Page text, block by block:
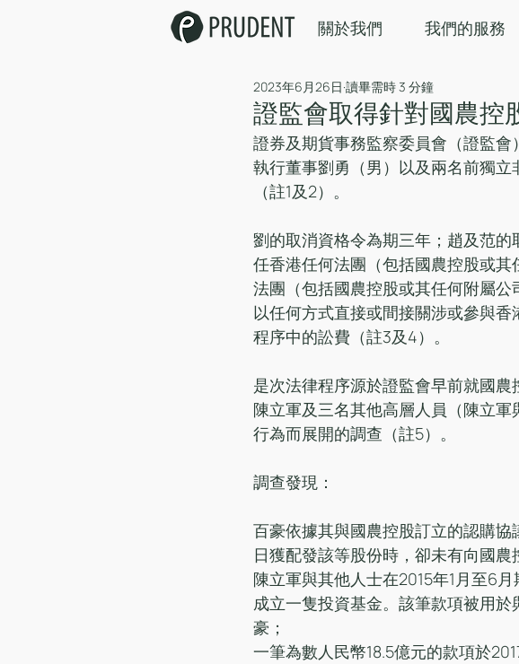
關於我們 我們的服務
證監會取得針對國農控
2023年6月26日 讀畢需時 3 分鐘
證券及期貨事務監察委員會（證監
執行董事劉勇（男）以及兩名前獨
（註1及2）。
劉的取消資格令為期三年；趙及范
任香港任何法團（包括國農控股或
法團（包括國農控股或其任何附屬
以任何方式直接或間接關涉或參與
程序中的訟費（註3及4）。
是次法律程序源於證監會早前就國
陳立軍及三名其他高層人員（陳立
行為而展開的調查（註5）。
調查發現：
百豪依據其與國農控股訂立的認購
日獲配發該等股份時，卻未有向國
陳立軍與其他人士在2015年1月至6
成立一隻投資基金。該筆款項被用
豪；
一筆為數人民幣18.5億元的款項於